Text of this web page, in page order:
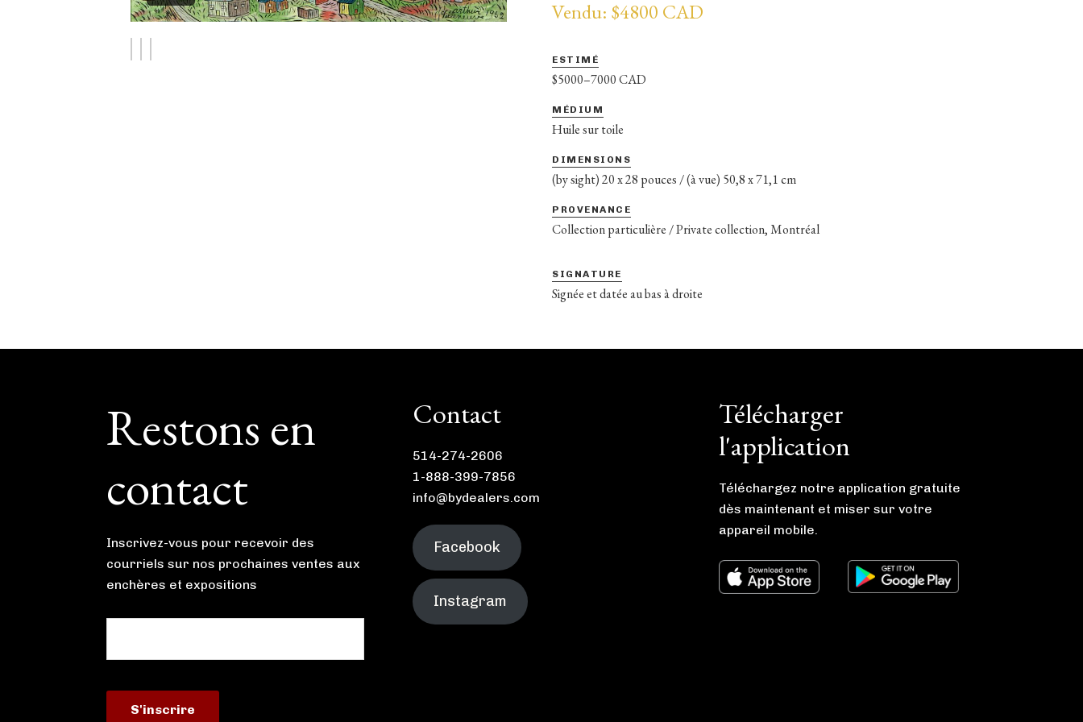
Vendu: $4800 CAD
ESTIMÉ
$5000–7000 CAD
MÉDIUM
Huile sur toile
DIMENSIONS
(by sight) 20 x 28 pouces / (à vue) 50,8 x 71,1 cm
PROVENANCE
Collection particulière / Private collection, Montréal
SIGNATURE
Signée et datée au bas à droite
FooterRestons en
contact
Inscrivez-vous pour recevoir des
courriels sur nos prochaines ventes aux
enchères et expositions
Contact
514-274-2606
1-888-399-7856
info@bydealers.com
Facebook
Instagram
Télécharger
l'application
Téléchargez notre application gratuite
dès maintenant et miser sur votre
appareil mobile.